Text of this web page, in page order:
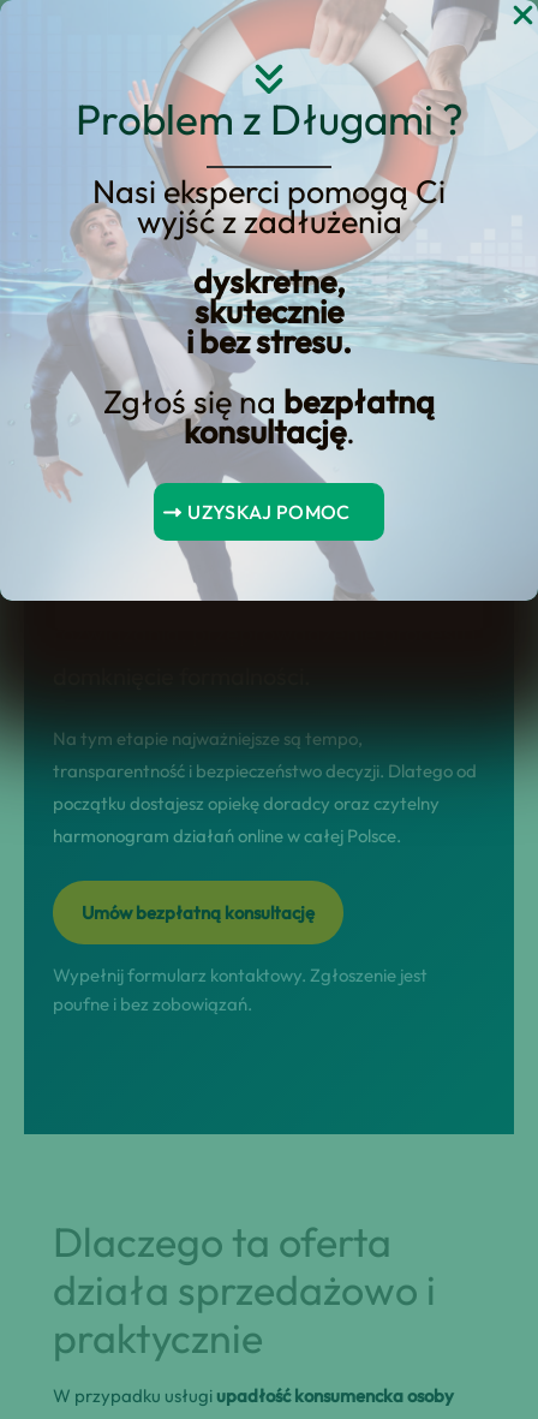
Problem z Długami ?
Nasi eksperci pomogą Ci
wyjść z zadłużenia
dyskretne,
skutecznie
i bez stresu.
Zgłoś się na bezpłatną
konsultację.
UZYSKAJ POMOC
Przejdź
KREDYT123.PL – OFERTA SPRZEDAŻOWA
upadłość konsumencka
osoby
ubezwłasnowolnionej
upadłość konsumencka osoby
ubezwłasnowolnionej to usługa, którą
prowadzimy w modelu nastawionym na
wynik: diagnoza sytuacji, dobór
Na tym etapie najważniejsze są tempo,
transparentność i bezpieczeństwo decyzji. Dlatego od
początku dostajesz opiekę doradcy oraz czytelny
harmonogram działań online w całej Polsce.
Umów bezpłatną konsultację
Wypełnij formularz kontaktowy. Zgłoszenie jest
poufne i bez zobowiązań.
Dlaczego ta oferta
działa sprzedażowo i
praktycznie
W przypadku usługi upadłość konsumencka osoby